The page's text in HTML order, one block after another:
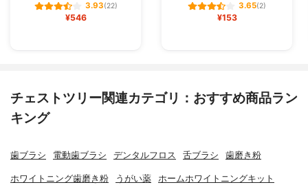
3.93(22)
¥546
3.65(2)
¥153
チェストツリー関連カテゴリ：おすすめ商品ラン
キング
歯ブラシ 電動歯ブラシ デンタルフロス 舌ブラシ 歯磨き粉
ホワイトニング歯磨き粉 うがい薬 ホームホワイトニングキット